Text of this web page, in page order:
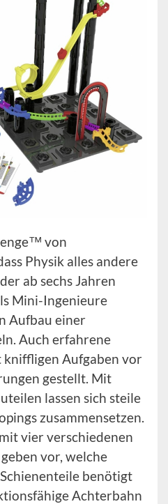
von
Physik alles andere
ab sechs Jahren
Mini-Ingenieure
Aufbau einer
Auch erfahrene
kniffligen Aufgaben vor
gestellt. Mit
lassen sich steile
zusammensetzen.
vier verschiedenen
vor, welche
benötigt
Achterbahn